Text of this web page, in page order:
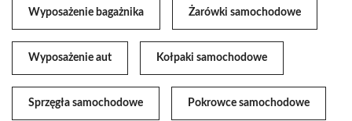
Wyposażenie bagażnika Żarówki samochodowe
Wyposażenie aut Kołpaki samochodowe
Sprzęgła samochodowe Pokrowce samochodowe